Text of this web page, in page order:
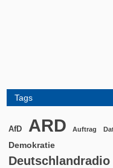
Tags
AfD ARD Auftrag
Demokratie
Deutschlandradio